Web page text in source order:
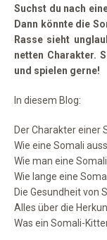
Suchst du nach
Dann könnte die
Rasse sieht
netten Charakter.
und spielen gerne!
In diesem Blog:
Der Charakter einer
Wie eine Somali
Wie man eine
Wie lange eine
Die Gesundheit von
Alles über die
Was ein Somali-